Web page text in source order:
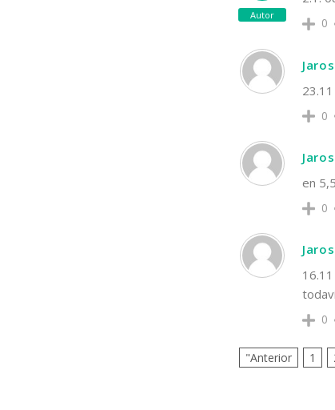
Autor
0
0
en
0
0
"Anterior 1